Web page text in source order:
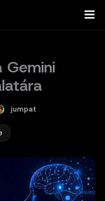
Gemini
jumpat